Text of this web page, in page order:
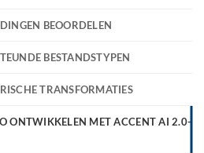
BEOORDELEN
BESTANDSTYPEN
TRANSFORMATIES
ONTWIKKELEN MET ACCENT AI 2.0-